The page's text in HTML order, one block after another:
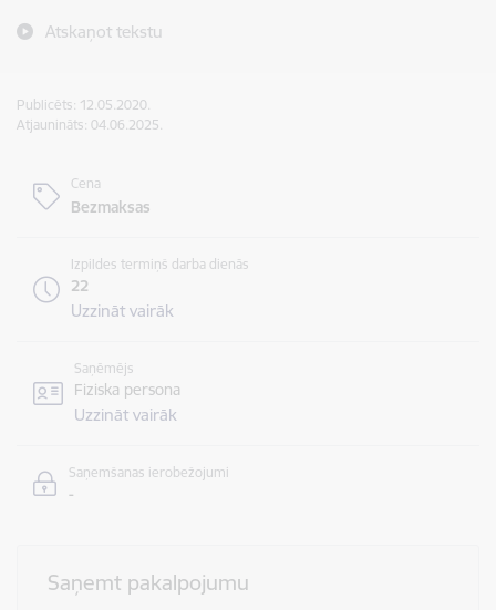
Atskaņot tekstu
Publicēts: 12.05.2020.
Atjaunināts: 04.06.2025.
Cena
Bezmaksas
Izpildes termiņš darba dienās
22
Uzzināt vairāk
Saņēmējs
Fiziska persona
Uzzināt vairāk
Saņemšanas ierobežojumi
-
Saņemt pakalpojumu